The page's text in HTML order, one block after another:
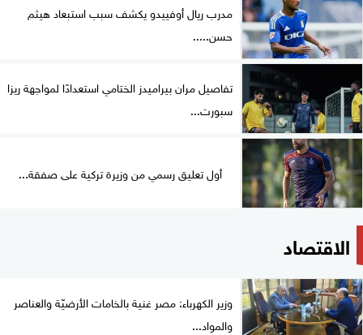
مدرب ريال أوفييدو يكشف سبب استبعاد هيثم
حسن.....
تفاصيل مران بيراميدز الختامي استعدادًا لمواجهة ريزا
سبورت...
أول تعليق رسمي من وزيرة تركية على صفقة...
الاقتصاد
وزير الكهرباء: مصر غنية بالخامات الأرضيّة والعناصر
والمواد...